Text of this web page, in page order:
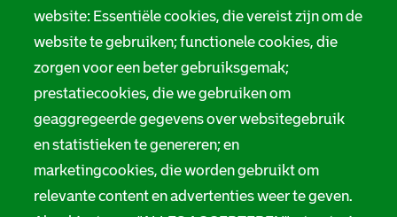
website: Essentiële cookies, die vereist zijn om de
website te gebruiken; functionele cookies, die
zorgen voor een beter gebruiksgemak;
prestatiecookies, die we gebruiken om
geaggregeerde gegevens over websitegebruik
en statistieken te genereren; en
marketingcookies, die worden gebruikt om
relevante content en advertenties weer te geven.